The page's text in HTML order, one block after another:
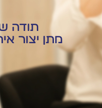
תודה
מתן יצור